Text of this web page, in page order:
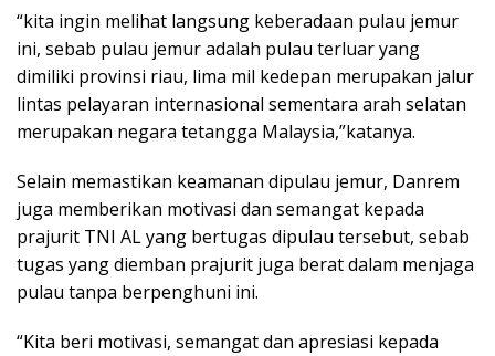
“kita ingin melihat langsung keberadaan pulau jemur
ini, sebab pulau jemur adalah pulau terluar yang
dimiliki provinsi riau, lima mil kedepan merupakan jalur
lintas pelayaran internasional sementara arah selatan
merupakan negara tetangga Malaysia,”katanya.
Selain memastikan keamanan dipulau jemur, Danrem
juga memberikan motivasi dan semangat kepada
prajurit TNI AL yang bertugas dipulau tersebut, sebab
tugas yang diemban prajurit juga berat dalam menjaga
pulau tanpa berpenghuni ini.
“Kita beri motivasi, semangat dan apresiasi kepada